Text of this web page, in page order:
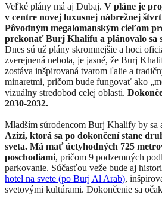
Veľké plány má aj Dubaj. V pláne je
v centre novej luxusnej nábrežnej
Pôvodným megalomanským cieľom
prekonať Burj Khalifu a plánovalo sa
Dnes sú už plány skromnejšie a hoci
zverejnená nebola, je jasné, že Burj
zostáva inšpirovaná tvarom ľalie a
minaretmi, pričom bude fungovať ako
vizuálny stredobod celej oblasti.
2030-2032.
Mladším súrodencom Burj Khalify by sa
Azizi, ktorá sa po dokončení stane
sveta. Má mať úctyhodných 725
poschodiami, pričom 9 podzemných
parkovanie. Súčasťou veže bude aj
hotel na svete (po Burj Al Arab),
svetovými kultúrami. Dokončenie sa